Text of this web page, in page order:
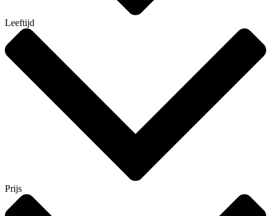
Leeftijd
Prijs